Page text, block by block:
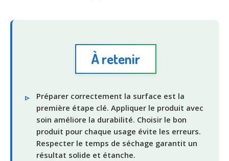
À retenir
Préparer correctement la surface est la
première étape clé. Appliquer le produit avec
soin améliore la durabilité. Choisir le bon
produit pour chaque usage évite les erreurs.
Respecter le temps de séchage garantit un
résultat solide et étanche.